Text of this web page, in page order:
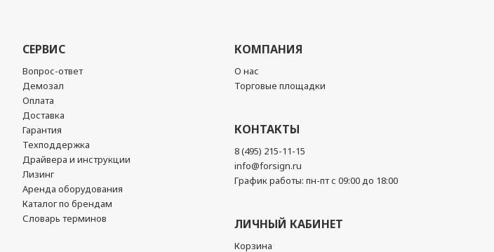
СЕРВИС
Вопрос-ответ
Демозал
Оплата
Доставка
Гарантия
Техподдержка
Драйвера и инструкции
Лизинг
Аренда оборудования
Каталог по брендам
Словарь терминов
КОМПАНИЯ
О нас
Торговые площадки
КОНТАКТЫ
8 (495) 215-11-15
info@forsign.ru
График работы: пн-пт с 09:00 до 18:00
ЛИЧНЫЙ КАБИНЕТ
Корзина